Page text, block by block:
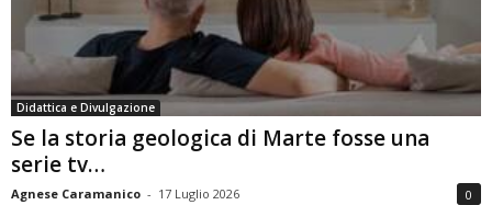
Didattica e Divulgazione
Se la storia geologica di Marte fosse una
serie tv…
Agnese Caramanico - 17 Luglio 2026 0